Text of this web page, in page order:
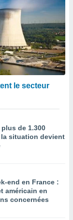
le secteur
de 1.300
situation devient
end en France :
américain en
concernées